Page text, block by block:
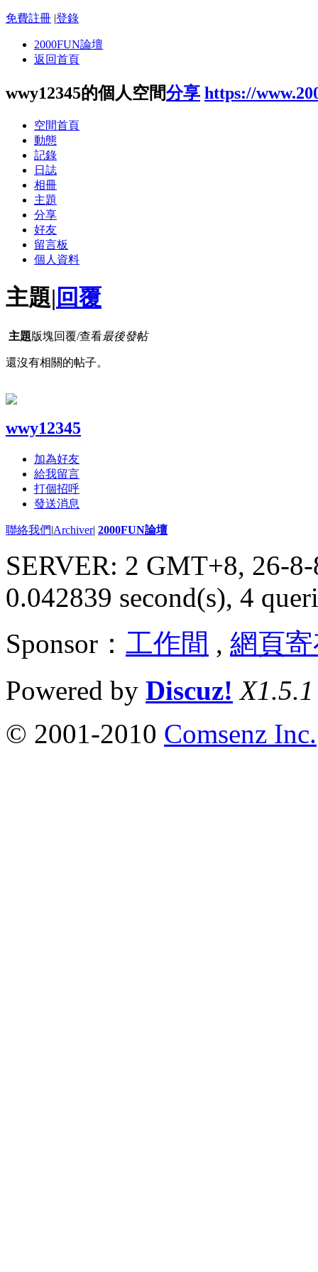
免費註冊 |登錄
2000FUN論壇
返回首頁
wwy12345的個人空間分享 https://
空間首頁
動態
記錄
日誌
相冊
主題
分享
好友
留言板
個人資料
主題| 回覆
主題版塊回覆/查看最後發帖
還沒有相關的帖子。
wwy12345
加為好友
給我留言
打個招呼
發送消息
聯絡我們|Archiver| 2000FUN論壇
SERVER: 2 GMT+8, 26-
0.042839 second(s), 4
Sponsor： 工作間 , 網頁
Powered by Discuz! X1.5.1
© 2001-2010 Comsenz Inc.